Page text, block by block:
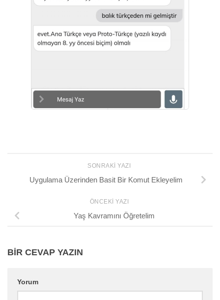
SONRAKI YAZI
Uygulama Üzerinden Basit Bir Komut Ekleyelim
ÖNCEKI YAZI
Yaş Kavramını Öğretelim
BIR CEVAP YAZIN
Yorum